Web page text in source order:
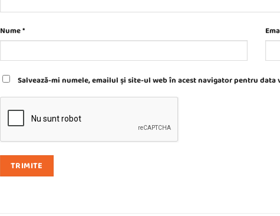
Nume*
Salvează-mi numele, emailul și site-ul web în acest navigator pentru data